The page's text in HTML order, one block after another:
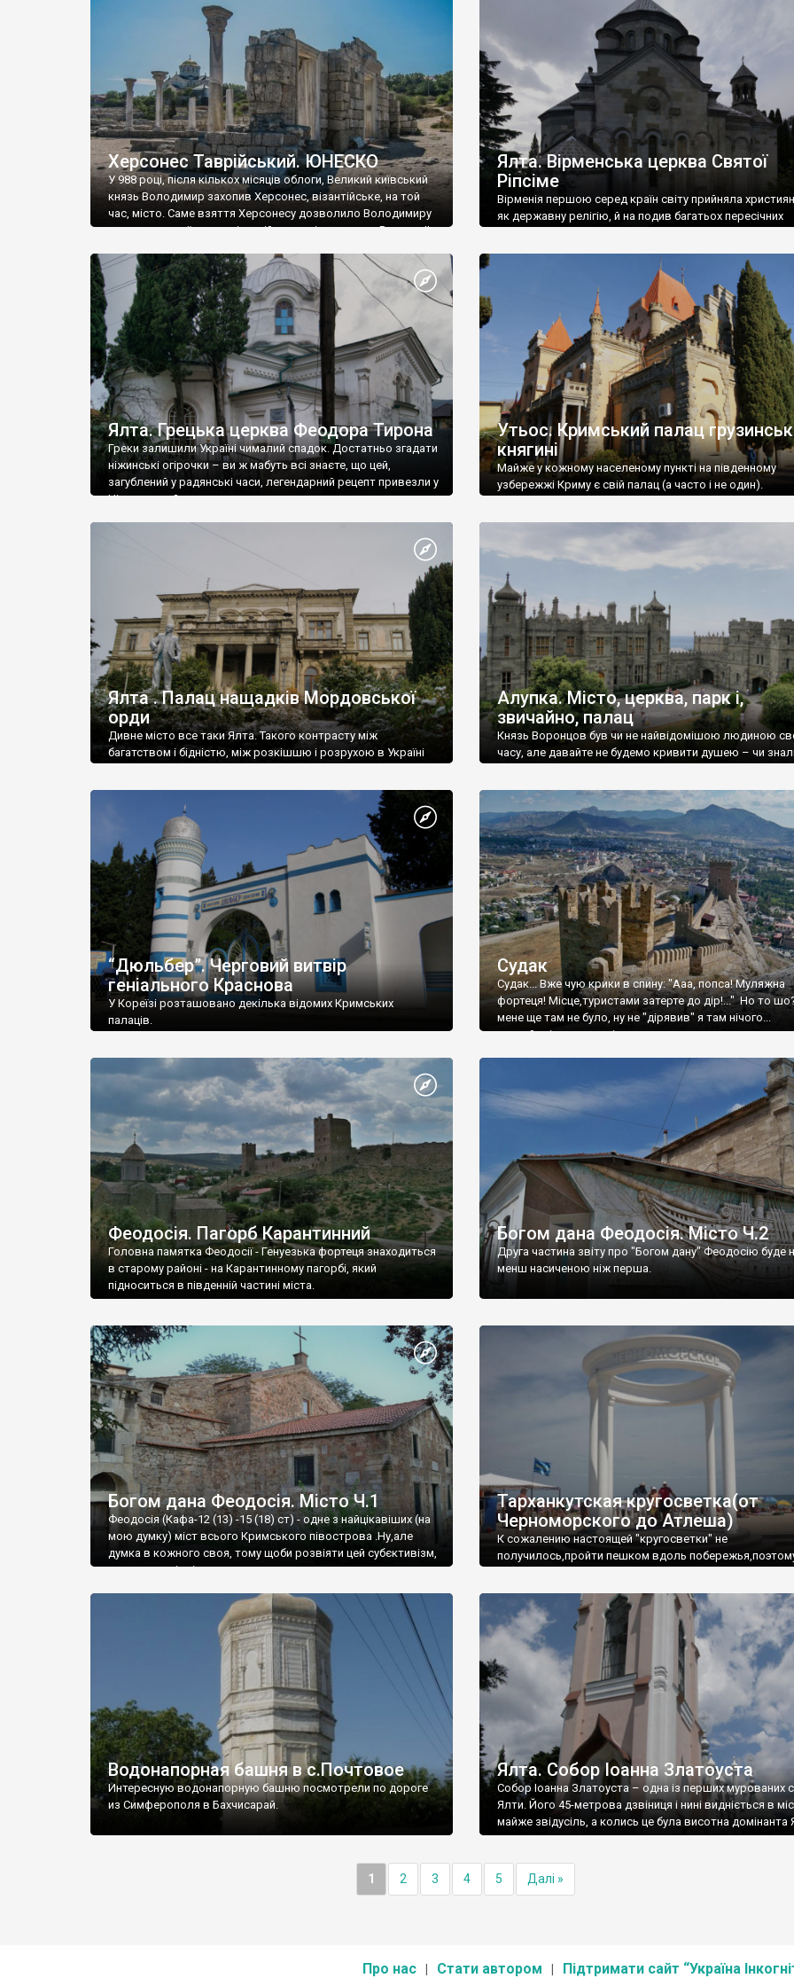
візантійської доби. Раритети викрадені з фондів об’єкту
культурної спадщини ЮНЕСКО «Херсонеса Таврійського».
Офіційно – на виставку «Золото Візантії», але експерти та
влада в Україні вважають це лише […]
називаються «повстяками» (postaki)…” “Вино. Крим
виробляє відмінне вино і його вдосталь: воно все
легке біле і дуже […]
Херсонес Таврійський. ЮНЕСКО
У 988 році, після кількох місяців облоги, Великий київський
князь Володимир захопив Херсонес, візантійське, на той
час, місто. Саме взяття Херсонесу дозволило Володимиру
диктувати свої умови візантійському імператору Василю ІІ,
Херсонесі Володимир-язичник, став Василем-
християнином. А потім було Хрещення Русі. На честь
Херсонесу Таврійського названо місто […]
Ялта. Вірменська церква Святої
Ріпсіме
Вірменія першою серед країн світу прийняла
як державну релігію, й на подив багатьох пересічних
Ялта. Грецька церква Феодора Тирона
Греки залишили Україні чималий спадок. Достатньо згадати
ніжинські огірочки – ви ж мабуть всі знаєте, що цей,
загублений у радянські часи, легендарний рецепт привезли у
Ніжин греки?
Утьос. Кримський палац
княгині
Майже у кожному населеному пункті на південному
узбережжі Криму є свій палац (а часто і не один).
Ялта . Палац нащадків Мордовської
орди
Дивне місто все таки Ялта. Такого контрасту між
багатством і бідністю, між розкішшю і розрухою в Україні
Алупка. Місто, церква, парк і,
звичайно, палац
Князь Воронцов був чи не найвідомішою людиною
часу, але давайте не будемо кривити душею – чи
“Дюльбер”. Черговий витвір
геніального Краснова
У Кореїзі розташовано декілька відомих Кримських
палаців.
Судак
Судак... Вже чую крики в спину: "Ааа, попса! Муляжна
фортеця! Місце,туристами затерте до дір!..." Но то
мене ще там не було, ну не "дірявив" я там нічого...
принаймні до цього літа.
Феодосія. Пагорб Карантинний
Головна памятка Феодосії - Генуезька фортеця знаходиться
в старому районі - на Карантинному пагорбі, який
підноситься в південній частині міста.
Богом дана Феодосія. Місто Ч.2
Друга частина звіту про "Богом дану" Феодосію буде
менш насиченою ніж перша.
Богом дана Феодосія. Місто Ч.1
Феодосія (Кафа-12 (13) -15 (18) ст) - одне з найцікавіших (на
мою думку) міст всього Кримського півострова .Ну,але
думка в кожного своя, тому щоби розвіяти цей субєктивізм,
запрошую відвідати це
Тарханкутская кругосветка(от
Черноморского до Атлеша)
К сожалению настоящей "кругосветки" не
получилось,пройти пешком вдоль
Водонапорная башня в с.Почтовое
Интересную водонапорную башню посмотрели по дороге
из Симферополя в Бахчисарай.
Ялта. Собор Іоанна Златоуста
Собор Іоанна Златоуста – одна із перших мурованих
Ялти. Його 45-метрова дзвіниця і нині видніється в
майже звідусіль, а колись це була висотна домінанта
1 2 3 4 5 Далі »
Про нас Стати автором Підтримати сайт “Україна